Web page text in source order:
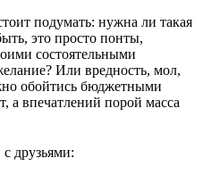
подумать: нужна ли такая
это просто понты,
состоятельными
Или вредность, мол,
обойтись бюджетными
а впечатлений порой масса
друзьями: